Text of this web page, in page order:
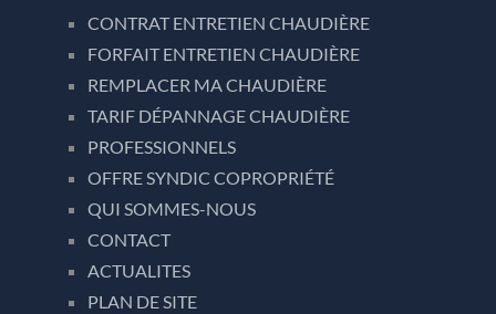
CONTRAT ENTRETIEN CHAUDIÈRE
FORFAIT ENTRETIEN CHAUDIÈRE
REMPLACER MA CHAUDIÈRE
TARIF DÉPANNAGE CHAUDIÈRE
PROFESSIONNELS
OFFRE SYNDIC COPROPRIÉTÉ
QUI SOMMES-NOUS
CONTACT
ACTUALITES
PLAN DE SITE